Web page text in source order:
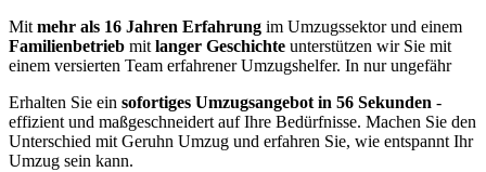
Mit mehr als 16 Jahren Erfahrung im Umzugssektor und einem
Familienbetrieb mit langer Geschichte unterstützen wir Sie mit
einem versierten Team erfahrener Umzugshelfer. In nur ungefähr
Erhalten Sie ein sofortiges Umzugsangebot in 56 Sekunden -
effizient und maßgeschneidert auf Ihre Bedürfnisse. Machen Sie den
Unterschied mit Geruhn Umzug und erfahren Sie, wie entspannt Ihr
Umzug sein kann.